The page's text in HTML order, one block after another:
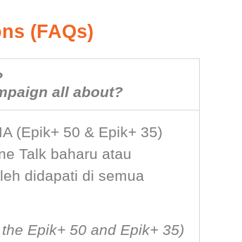
(FAQs)
all about?
(Epik+ 50 & Epik+ 35)
Talk baharu atau
didapati di semua
Epik+ 50 and Epik+ 35)